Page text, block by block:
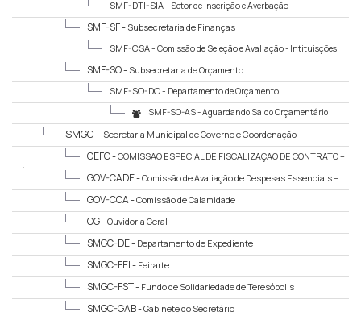
SMF-DTI-SIA - Setor de Inscrição e Averbação
SMF-SF - Subsecretaria de Finanças
SMF-CSA - Comissão de Seleção e Avaliação - Intituisções
Financeiras
SMF-SO - Subsecretaria de Orçamento
SMF-SO-DO - Departamento de Orçamento
SMF-SO-AS -Aguardando Saldo Orçamentário
SMGC - Secretaria Municipal de Governo e Coordenação
CEFC -COMISSÃO ESPECIAL DE FISCALIZAÇÃO DE CONTRATO –
Águas da Imperatriz S/A
GOV-CADE -Comissão de Avaliação de Despesas Essenciais –
GOV-CCA -Comissão de Calamidade
OG -Ouvidoria Geral
SMGC-DE - Departamento de Expediente
SMGC-FEI - Feirarte
SMGC-FST - Fundo de Solidariedade de Teresópolis
SMGC-GAB -Gabinete do Secretário